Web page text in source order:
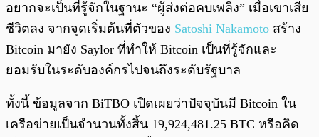
อยากจะเป็นที่รู้จักในฐานะ “ผู้ส่งต่อคบเพลิง” เมื่อเขาเสีย
ชีวิตลง จากจุดเริ่มต้นที่ตัวของ Satoshi Nakamoto สร้าง
Bitcoin มายัง Saylor ที่ทำให้ Bitcoin เป็นที่รู้จักและ
ยอมรับในระดับองค์กรไปจนถึงระดับรัฐบาล
ทั้งนี้ ข้อมูลจาก BiTBO เปิดเผยว่าปัจจุบันมี Bitcoin ใน
เครือข่ายเป็นจำนวนทั้งสิ้น 19,924,481.25 BTC หรือคิด